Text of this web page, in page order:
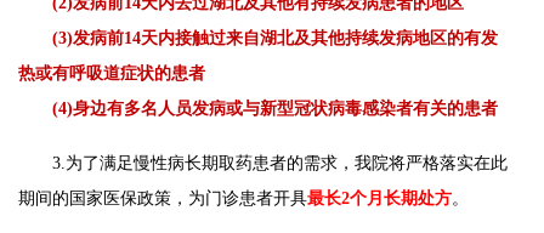
(3)发病前14天内接触过来自湖北及其他持续发病地区的有发
热或有呼吸道症状的患者
(4)身边有多名人员发病或与新型冠状病毒感染者有关的患者
3.为了满足慢性病长期取药患者的需求，我院将严格落实在此
期间的国家医保政策，为门诊患者开具最长2个月长期处方。